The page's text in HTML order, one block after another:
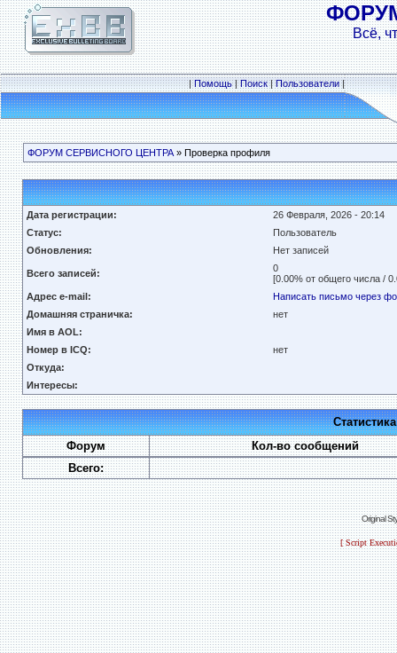
Всё,
|Помощь|Поиск|Пользователи|
ФОРУМ СЕРВИСНОГО ЦЕНТРА» Проверка профиля
Дата регистрации:
26 Февраля, 2026 - 20:14
Статус:
Пользователь
Обновления:
Нет записей
Всего записей:
0
[0.00% от общего числа /
Адрес e-mail:
Написать письмо через
Домашняя страничка:
нет
Имя в AOL:
Номер в ICQ:
нет
Откуда:
Интересы:
Форум
Кол-во сообщений
Всего:
Original
[ Script